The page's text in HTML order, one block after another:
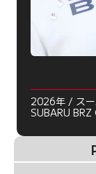
2026年 / ス
SUBARU